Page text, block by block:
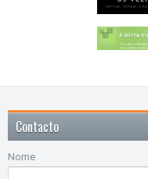
Contacto
Nome